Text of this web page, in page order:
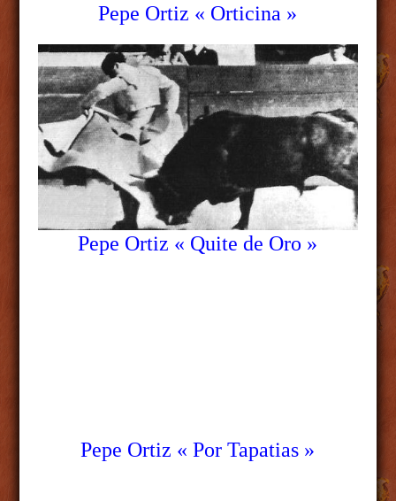
Pepe Ortiz « Orticina »
Pepe Ortiz « Quite de Oro »
Pepe Ortiz « Por Tapatias »